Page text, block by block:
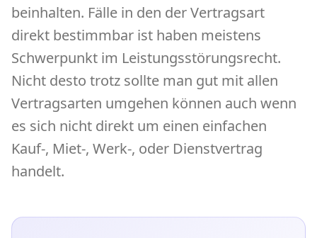
beinhalten. Fälle in den der Vertragsart
direkt bestimmbar ist haben meistens
Schwerpunkt im Leistungsstörungsrecht.
Nicht desto trotz sollte man gut mit allen
Vertragsarten umgehen können auch wenn
es sich nicht direkt um einen einfachen
Kauf-, Miet-, Werk-, oder Dienstvertrag
handelt.